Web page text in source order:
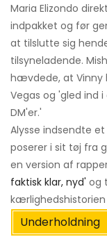
Maria Elizondo
indpakket og før
at tilslutte sig
tilsyneladende.
hævdede, at Vinny
Vegas og 'gled ind
DM'er.'
Alysse indsendte
poserer i sit tøj fra
en version af
faktisk klar, nyd' og
kærlighedshistorien
Underholdning